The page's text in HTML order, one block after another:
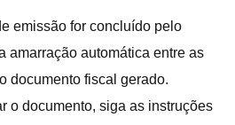
emissão for concluído pelo
amarração automática entre as
documento fiscal gerado.
o documento, siga as instruções